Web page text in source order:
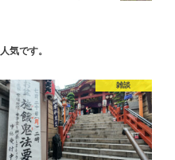
気です。
雑談